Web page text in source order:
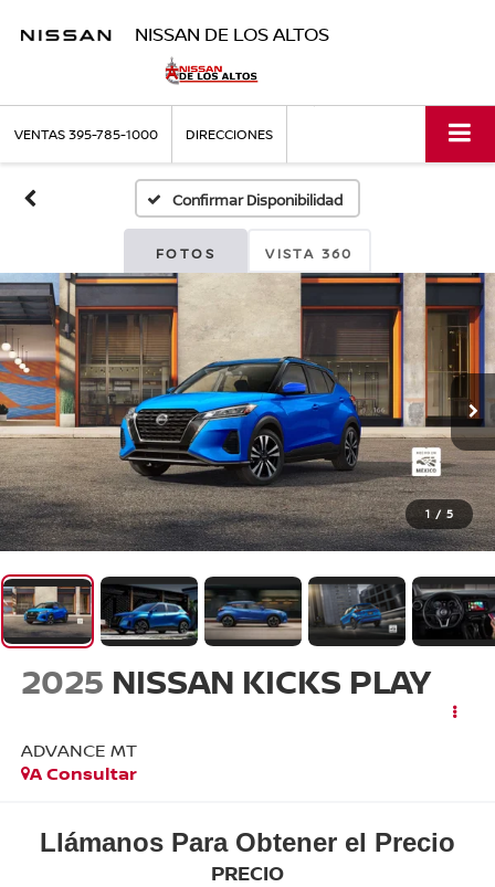
NISSAN DE LOS ALTOS
VENTAS395-785-1000 DIRECCIONES
Confirmar Disponibilidad
FOTOS VISTA 360
1 / 5
2025 NISSAN KICKS PLAY
ADVANCE MT
A Consultar
Llámanos Para Obtener el Precio
PRECIO